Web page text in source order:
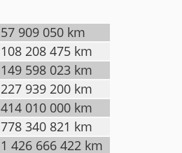
57 909 050 km
108 208 475 km
149 598 023 km
227 939 200 km
414 010 000 km
778 340 821 km
1 426 666 422 km